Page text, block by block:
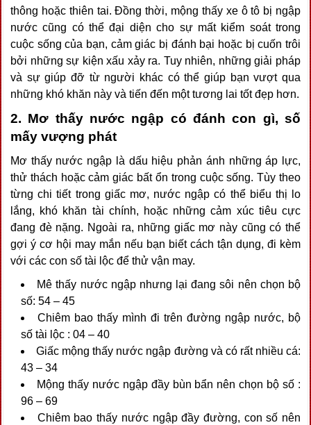
thông hoặc thiên tai. Đồng thời, mộng thấy xe ô tô bị ngập
nước cũng có thể đại diện cho sự mất kiểm soát trong
cuộc sống của bạn, cảm giác bị đánh bại hoặc bị cuốn trôi
bởi những sự kiện xấu xảy ra. Tuy nhiên, những giải pháp
và sự giúp đỡ từ người khác có thể giúp bạn vượt qua
những khó khăn này và tiến đến một tương lai tốt đẹp hơn.
2. Mơ thấy nước ngập có đánh con gì, số
mấy vượng phát
Mơ thấy nước ngập là dấu hiệu phản ánh những áp lực,
thử thách hoặc cảm giác bất ổn trong cuộc sống. Tùy theo
từng chi tiết trong giấc mơ, nước ngập có thể biểu thị lo
lắng, khó khăn tài chính, hoặc những cảm xúc tiêu cực
đang đè nặng. Ngoài ra, những giấc mơ này cũng có thể
gợi ý cơ hội may mắn nếu bạn biết cách tận dụng, đi kèm
với các con số tài lộc để thử vận may.
Mê thấy nước ngập nhưng lại đang sôi nên chọn bộ
số: 54 – 45
Chiêm bao thấy mình đi trên đường ngập nước, bộ
số tài lộc : 04 – 40
Giấc mộng thấy nước ngập đường và có rất nhiều cá:
43 – 34
Mộng thấy nước ngập đầy bùn bẩn nên chọn bộ số :
96 – 69
Chiêm bao thấy nước ngập đầy đường, con số nên